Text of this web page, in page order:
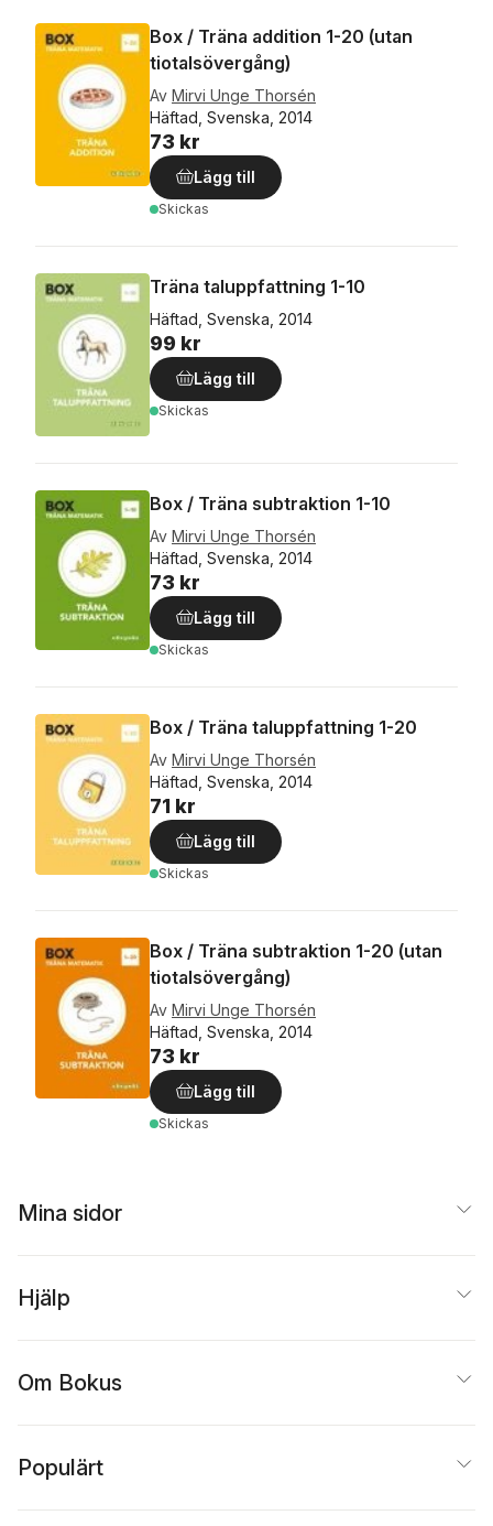
Box / Träna addition 1-20 (utan
tiotalsövergång)
Av Mirvi Unge Thorsén
Häftad, Svenska, 2014
73 kr
Lägg till
Skickas
Träna taluppfattning 1-10
Häftad, Svenska, 2014
99 kr
Lägg till
Skickas
Box / Träna subtraktion 1-10
Av Mirvi Unge Thorsén
Häftad, Svenska, 2014
73 kr
Lägg till
Skickas
Box / Träna taluppfattning 1-20
Av Mirvi Unge Thorsén
Häftad, Svenska, 2014
71 kr
Lägg till
Skickas
Box / Träna subtraktion 1-20 (utan
tiotalsövergång)
Av Mirvi Unge Thorsén
Häftad, Svenska, 2014
73 kr
Lägg till
Skickas
Mina sidor
Hjälp
Om Bokus
Populärt